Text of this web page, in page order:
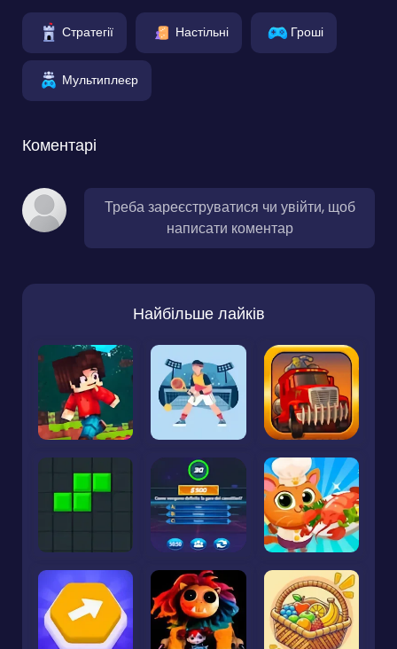
Стратегії Настільні Гроші
Мультиплеєр
Коментарі
Треба зареєструватися чи увійти, щоб
написати коментар
Найбільше лайків